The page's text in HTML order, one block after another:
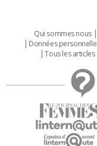
Qui sommes nous
Données
Tous les articles